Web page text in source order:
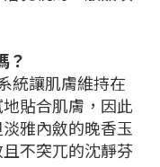
？
統讓肌膚維持在
貼合肌膚，因此
雅內斂的晚香玉
不突兀的沈靜芬